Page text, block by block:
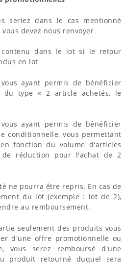
seriez dans le cas mentionné
devez nous renvoyer
contenu dans le lot si le retour
en lot
ayant permis de bénéficier
du type « 2 article achetés, le
ayant permis de bénéficier
conditionnelle, vous permettant
fonction du volume d'articles
réduction pour l'achat de 2
ne pourra être repris. En cas de
du lot (exemple : lot de 2),
au remboursement.
seulement des produits vous
d'une offre promotionnelle ou
vous serez remboursé d'une
produit retourné duquel sera